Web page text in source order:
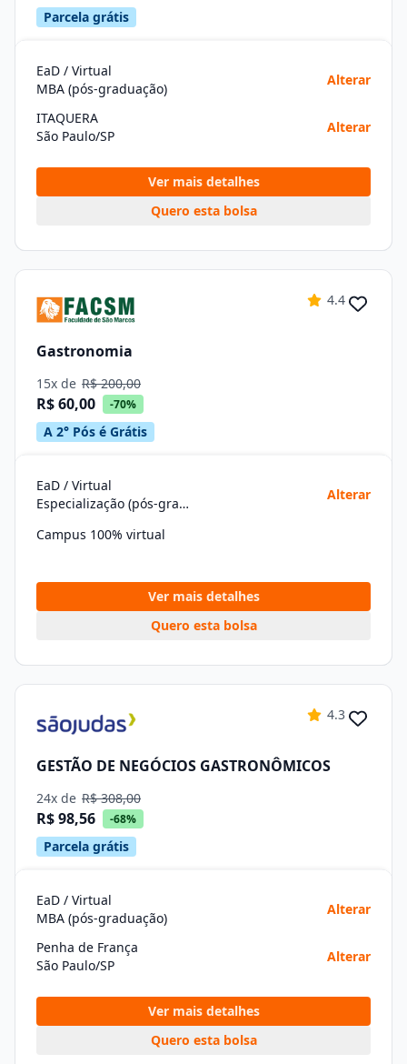
Parcela grátis
EaD / Virtual
MBA (pós-graduação)
Alterar
ITAQUERA
São Paulo/SP
Alterar
Ver mais detalhes
Quero esta bolsa
4.4
Gastronomia
15x de R$ 200,00
R$ 60,00 -70%
A 2° Pós é Grátis
EaD / Virtual
Especialização (pós-graduação)
Alterar
Campus 100% virtual
Ver mais detalhes
Quero esta bolsa
4.3
GESTÃO DE NEGÓCIOS GASTRONÔMICOS
24x de R$ 308,00
R$ 98,56 -68%
Parcela grátis
EaD / Virtual
MBA (pós-graduação)
Alterar
Penha de França
São Paulo/SP
Alterar
Ver mais detalhes
Quero esta bolsa